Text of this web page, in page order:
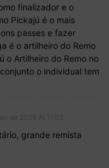
finalizador e o
Pickajú é o mais
passes e fazer
é o artilheiro do Remo
o Artilheiro do Remo no
o individual tem
grande remista